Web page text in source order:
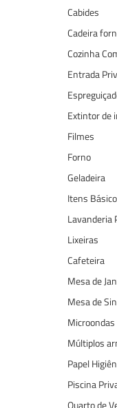
Cabides
Cadeira
Cozinha
Entrada
Extintor de
Filmes
Forno
Geladeira
Itens
Lavanderia
Lixeiras
Cafeteira
Mesa de
Mesa de
Microondas
Múltiplos
Papel
Piscina
Quarto de